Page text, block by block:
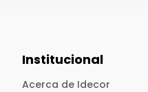
Institucional
Acerca de Idecor